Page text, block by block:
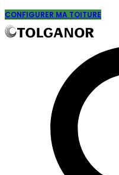
CONFIGURER MA TOITURE